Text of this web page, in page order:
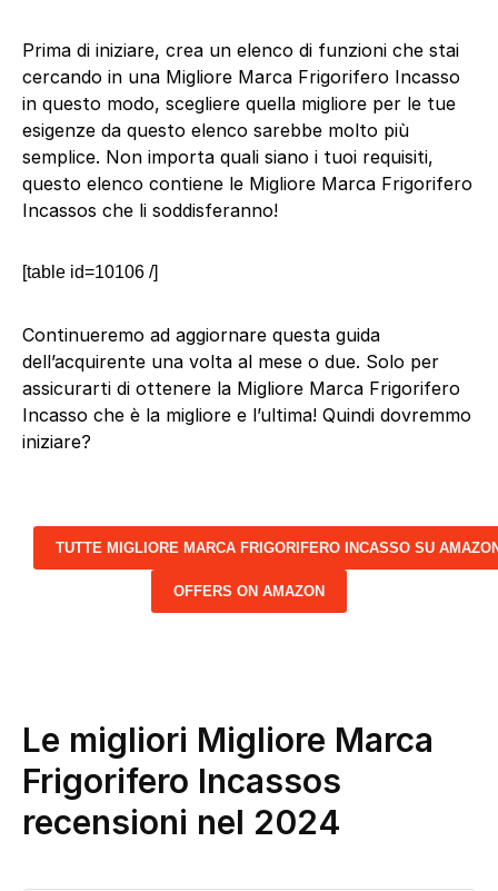
Prima di iniziare, crea un elenco di funzioni che stai
cercando in una Migliore Marca Frigorifero Incasso
in questo modo, scegliere quella migliore per le tue
esigenze da questo elenco sarebbe molto più
semplice. Non importa quali siano i tuoi requisiti,
questo elenco contiene le Migliore Marca Frigorifero
Incassos che li soddisferanno!
[table id=10106 /]
Continueremo ad aggiornare questa guida
dell’acquirente una volta al mese o due. Solo per
assicurarti di ottenere la Migliore Marca Frigorifero
Incasso che è la migliore e l’ultima! Quindi dovremmo
iniziare?
TUTTE MIGLIORE MARCA FRIGORIFERO INCASSO SU
OFFERS ON AMAZON
Le migliori Migliore Marca
Frigorifero Incassos
recensioni nel 2024